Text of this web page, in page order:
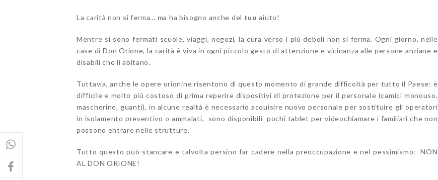
La carità non si ferma… ma ha bisogno anche del tuo aiuto!
Mentre si sono fermati scuole, viaggi, negozi, la cura verso i più deboli non si ferma. Ogni giorno, nelle
case di Don Orione, la carità è viva in ogni piccolo gesto di attenzione e vicinanza alle persone anziane e
disabili che lì abitano.
Tuttavia, anche le opere orionine risentono di questo momento di grande difficoltà per tutto il Paese: è
difficile e molto più costoso di prima reperire dispositivi di protezione per il personale (camici monouso,
mascherine, guanti), in alcune realtà è necessario acquisire nuovo personale per sostituire gli operatori
in isolamento preventivo o ammalati, sono disponibili pochi tablet per videochiamare i familiari che non
possono entrare nelle strutture.
Tutto questo può stancare e talvolta persino far cadere nella preoccupazione e nel pessimismo: NON
AL DON ORIONE!